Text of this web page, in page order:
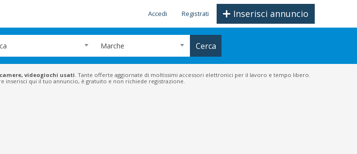
Inserisci annuncio
Accedi Registrati
Marche Cerca
videogiochi usati. Tante offerte aggiornate di moltissimi accessori elettronici per il lavoro e tempo libero.
inserisci qui il tuo annuncio, è gratuito e non richiede registrazione.